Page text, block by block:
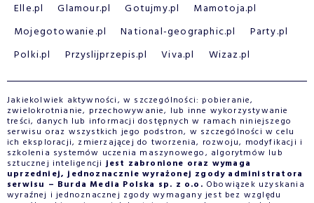
Elle.pl Glamour.pl Gotujmy.pl
Mamotoja.pl
Mojegotowanie.pl
National-geographic.pl
Party.pl
Polki.pl
Przyslijprzepis.pl Viva.pl Wizaz.pl
Jakiekolwiek aktywności, w szczególności: pobieranie,
zwielokrotnianie, przechowywanie, lub inne wykorzystywanie
treści, danych lub informacji dostępnych w ramach niniejszego
serwisu oraz wszystkich jego podstron, w szczególności w celu
ich eksploracji, zmierzającej do tworzenia, rozwoju, modyfikacji i
szkolenia systemów uczenia maszynowego, algorytmów lub
sztucznej inteligencjijest zabronione oraz wymaga
uprzedniej, jednoznacznie wyrażonej zgody administratora
serwisu – Burda Media Polska sp. z o.o. Obowiązek uzyskania
wyraźnej i jednoznacznej zgody wymagany jest bez względu